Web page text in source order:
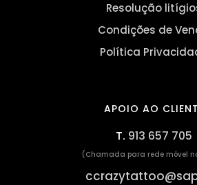
Resolução
Condições de
Política
APOIO AO
T. 913 657 705
(Chamada para rede móvel